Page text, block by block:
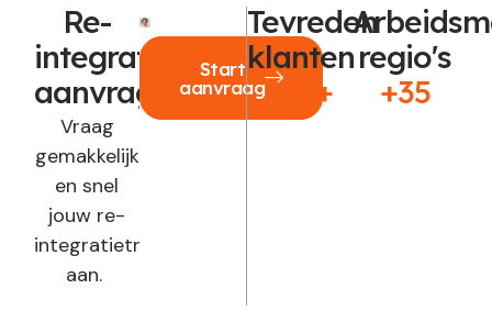
Re-
integratie
aanvragen?
Vraag
gemakkelijk
en snel
jouw re-
integratietraject
aan.
Start
aanvraag
Tevreden
klanten
250+
regio's
+35